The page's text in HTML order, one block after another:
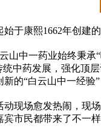
于康熙1662年创建
山中一药业始终秉
中药发展，强化顶
新的“白云山中一经验
动现场愈发热闹，现
市民都带来了不一样